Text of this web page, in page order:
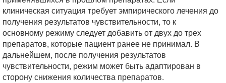
клиническая ситуация требует эмпирического лечения до
получения результатов чувствительности, то к
основному режиму следует добавить от двух до трех
препаратов, которые пациент ранее не принимал. В
дальнейшем, после получения результатов
чувствительности, режим может быть адаптирован в
сторону снижения количества препаратов.